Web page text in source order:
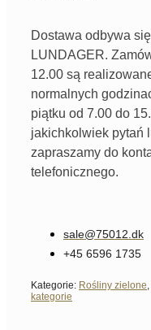
Dostawa odbywa
LUNDAGER.
12.00 są
normalnych
piątku od 7.00 do
jakichkolwiek pytań
zapraszamy do
telefonicznego.
sale@75012.dk
+45 6596 1735
Kategorie: Rośliny zielone
kategorie